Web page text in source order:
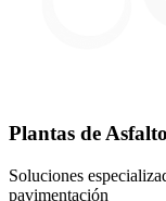
Plantas de
Soluciones
pavimentación